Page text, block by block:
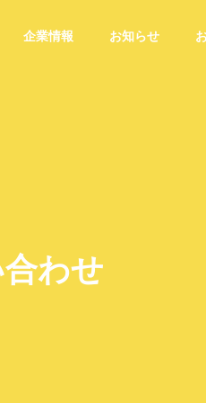
企業情報 お知らせ
合わせ